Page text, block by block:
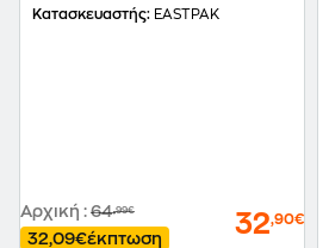
Padded Pak'r 2 Θηκών
Κατασκευαστής: EASTPAK
Αρχική : 64,99€
32,09€έκπτωση 32,90€